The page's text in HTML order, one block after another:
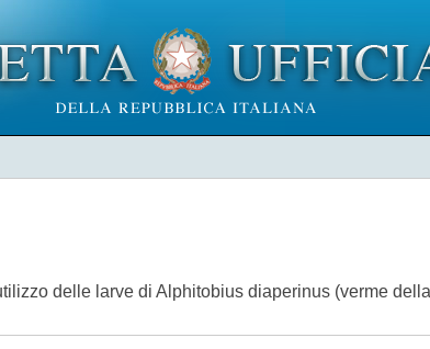
delle larve di Alphitobius diaperinus (verme